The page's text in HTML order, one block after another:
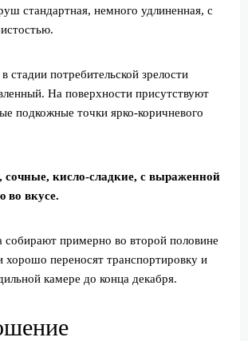
стандартная, немного удлиненная, с
стадии потребительской зрелости
На поверхности присутствуют
подкожные точки ярко-коричневого
кисло-сладкие, с выраженной
во вкусе.
собирают примерно во второй половине
хорошо переносят транспортировку и
камере до конца декабря.